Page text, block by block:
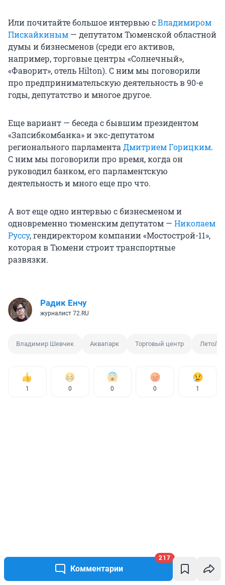
Комментарии
217
Или почитайте большое интервью сВладимиром
Пискайкиным — депутатом Тюменской областной
думы и бизнесменов (среди его активов,
например, торговые центры «Солнечный»,
«Фаворит», отель Hilton). С ним мы поговорили
про предпринимательскую деятельность в 90-е
годы, депутатство и многое другое.
Еще вариант — беседа с бывшим президентом
«Запсибкомбанка» и экс-депутатом
регионального парламента Дмитрием Горицким.
С ним мы поговорили про время, когда он
руководил банком, его парламентскую
деятельность и много еще про что.
А вот еще одно интервью с бизнесменом и
одновременно тюменским депутатом — Николаем
Руссу, гендиректором компании «Мостострой-11»,
которая в Тюмени строит транспортные
развязки.
Радик Енчу
журналист 72.RU
Владимир Шевчик Аквапарк Торговый центр
1 0 0 0 1
КОММЕНТАРИИ 217